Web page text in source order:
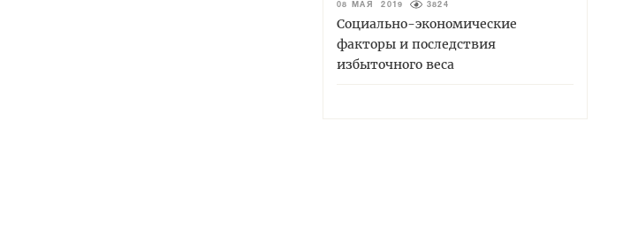
08 МАЯ 2019 3824
Социально-экономические
факторы и последствия
избыточного веса